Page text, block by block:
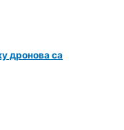
дронова са